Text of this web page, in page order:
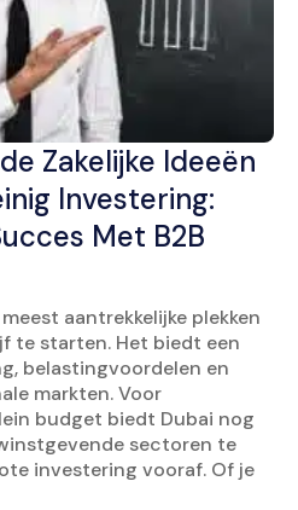
Zakelijke Ideeën
Investering:
Met B2B
aantrekkelijke plekken
te starten. Het biedt een
belastingvoordelen en
markten. Voor
budget biedt Dubai nog
sectoren te
investering vooraf. Of je